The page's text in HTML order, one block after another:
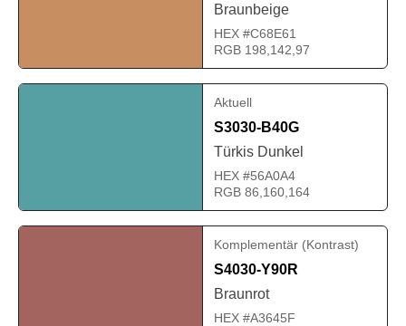
Braunbeige
HEX #C68E61
RGB 198,142,97
Aktuell
S3030-B40G
Türkis Dunkel
HEX #56A0A4
RGB 86,160,164
Komplementär (Kontrast)
S4030-Y90R
Braunrot
HEX #A3645F